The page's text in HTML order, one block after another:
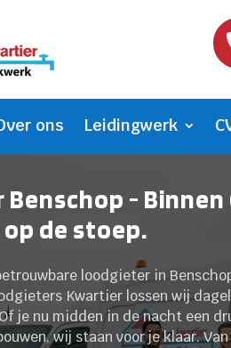
ons Leidingwerk
-
de stoep.
loodgieter in
Kwartier lossen wij
je nu midden in de nacht een
wij staan voor je klaar.